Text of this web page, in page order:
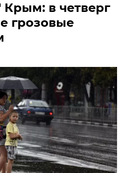
в четверг
грозовые